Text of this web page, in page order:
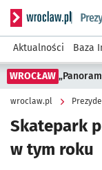
Serwis
Aktualności Baza
WROCŁAW
wroclaw.pl
Skatepark
w tym roku